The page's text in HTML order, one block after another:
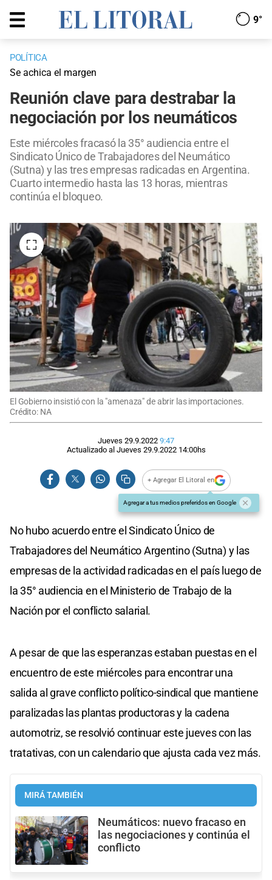
9°
POLÍTICA
Se achica el margen
Reunión clave para destrabar la
negociación por los neumáticos
Este miércoles fracasó la 35° audiencia entre el
Sindicato Único de Trabajadores del Neumático
(Sutna) y las tres empresas radicadas en Argentina.
Cuarto intermedio hasta las 13 horas, mientras
continúa el bloqueo.
El Gobierno insistió con la "amenaza" de abrir las importaciones.
Crédito: NA
Jueves 29.9.2022 9:47
Actualizado al Jueves 29.9.2022 14:00hs
+ Agregar El Litoral en
Agregar a tus medios preferidos en Google
No hubo acuerdo entre el Sindicato Único de
Trabajadores del Neumático Argentino (Sutna) y las
empresas de la actividad radicadas en el país luego de
la 35° audiencia en el Ministerio de Trabajo de la
Nación por el conflicto salarial.
A pesar de que las esperanzas estaban puestas en el
encuentro de este miércoles para encontrar una
salida al grave conflicto político-sindical que mantiene
paralizadas las plantas productoras y la cadena
automotriz, se resolvió continuar este jueves con las
tratativas, con un calendario que ajusta cada vez más.
MIRÁ TAMBIÉN
Neumáticos: nuevo fracaso en
las negociaciones y continúa el
conflicto